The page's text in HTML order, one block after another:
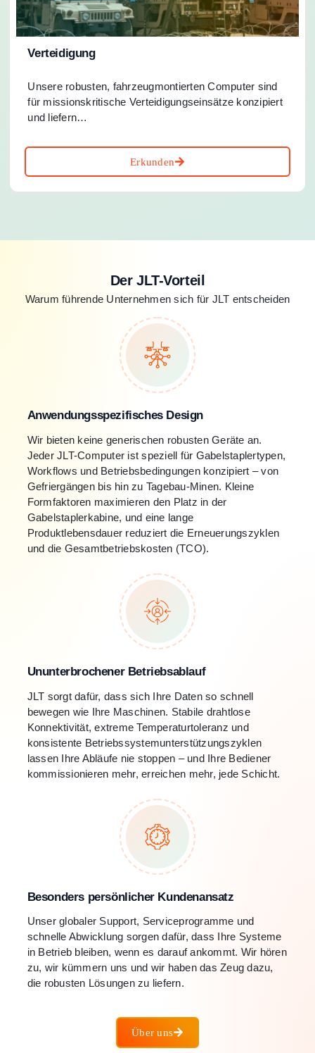
Verteidigung
Unsere robusten, fahrzeugmontierten Computer sind
für missionskritische Verteidigungseinsätze konzipiert
und liefern…
Erkunden
Der JLT-Vorteil
Warum führende Unternehmen sich für JLT entscheiden
Anwendungsspezifisches Design
Wir bieten keine generischen robusten Geräte an.
Jeder JLT-Computer ist speziell für Gabelstaplertypen,
Workflows und Betriebsbedingungen konzipiert – von
Gefriergängen bis hin zu Tagebau-Minen. Kleine
Formfaktoren maximieren den Platz in der
Gabelstaplerkabine, und eine lange
Produktlebensdauer reduziert die Erneuerungszyklen
und die Gesamtbetriebskosten (TCO).
Ununterbrochener Betriebsablauf
JLT sorgt dafür, dass sich Ihre Daten so schnell
bewegen wie Ihre Maschinen. Stabile drahtlose
Konnektivität, extreme Temperaturtoleranz und
konsistente Betriebssystemunterstützungszyklen
lassen Ihre Abläufe nie stoppen – und Ihre Bediener
kommissionieren mehr, erreichen mehr, jede Schicht.
Besonders persönlicher Kundenansatz
Unser globaler Support, Serviceprogramme und
schnelle Abwicklung sorgen dafür, dass Ihre Systeme
in Betrieb bleiben, wenn es darauf ankommt. Wir hören
zu, wir kümmern uns und wir haben das Zeug dazu,
die robusten Lösungen zu liefern.
Über uns